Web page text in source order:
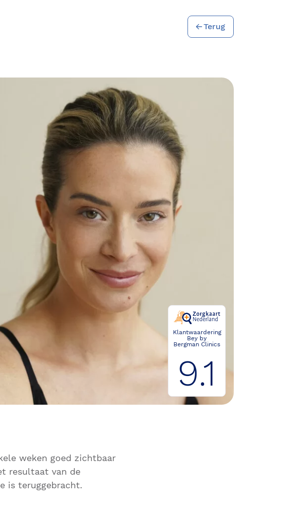
Terug
Klantwaardering
Bey by
Bergman Clinics
9.1
weken goed zichtbaar
resultaat van de
is teruggebracht.